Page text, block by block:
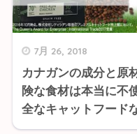
7月 26, 2018
カナガンの成分と原
険な食材は本当に不
全なキャットフード